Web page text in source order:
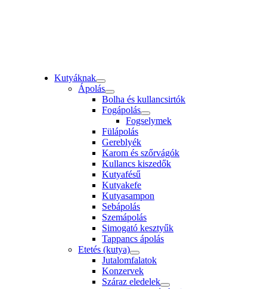
Kutyáknak
Ápolás
Bolha és kullancsirtók
Fogápolás
Fogselymek
Fülápolás
Gereblyék
Karom és szőrvágók
Kullancs kiszedők
Kutyafésű
Kutyakefe
Kutyasampon
Sebápolás
Szemápolás
Simogató kesztyűk
Tappancs ápolás
Etetés (kutya)
Jutalomfalatok
Konzervek
Száraz eledelek